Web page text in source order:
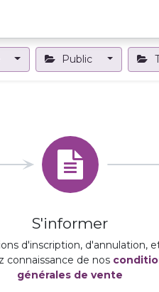
Public
S'informer
d'inscription, d'annulation,
connaissance de nos
générales de vente